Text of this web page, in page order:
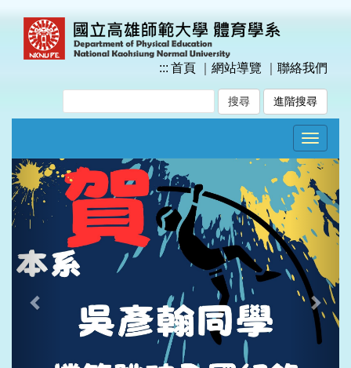
::: 首頁 網站導覽 聯絡我們
進階搜尋
Toggle
Previous Next